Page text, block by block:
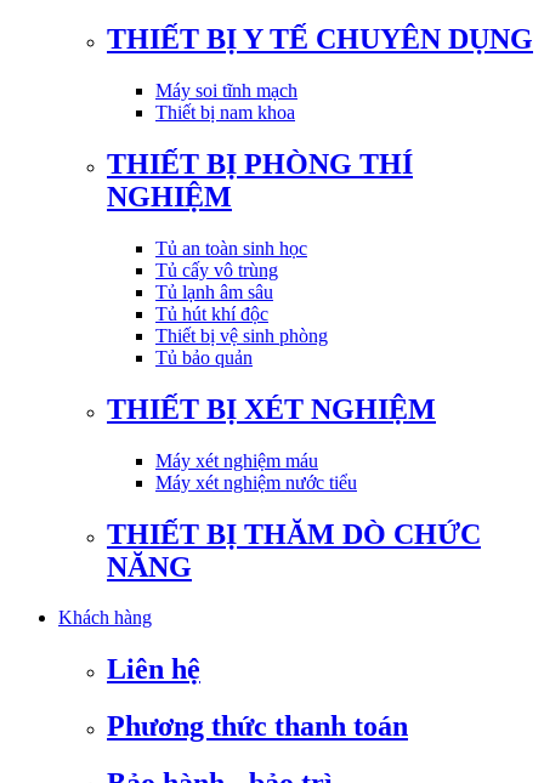
THIẾT BỊ Y TẾ CHUYÊN DỤNG
Máy soi tĩnh mạch
Thiết bị nam khoa
THIẾT BỊ PHÒNG THÍ
NGHIỆM
Tủ an toàn sinh học
Tủ cấy vô trùng
Tủ lạnh âm sâu
Tủ hút khí độc
Thiết bị vệ sinh phòng
Tủ bảo quản
THIẾT BỊ XÉT NGHIỆM
Máy xét nghiệm máu
Máy xét nghiệm nước tiểu
THIẾT BỊ THĂM DÒ CHỨC
NĂNG
Khách hàng
Liên hệ
Phương thức thanh toán